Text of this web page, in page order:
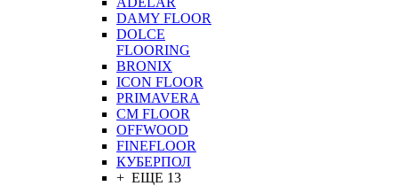
DAMY FLOOR
DOLCE
FLOORING
BRONIX
ICON FLOOR
PRIMAVERA
CM FLOOR
OFFWOOD
FINEFLOOR
КУБЕРПОЛ
+ ЕЩЕ 13